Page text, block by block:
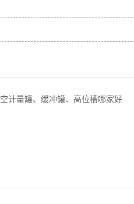
空计量罐、缓冲罐、高位槽哪家好